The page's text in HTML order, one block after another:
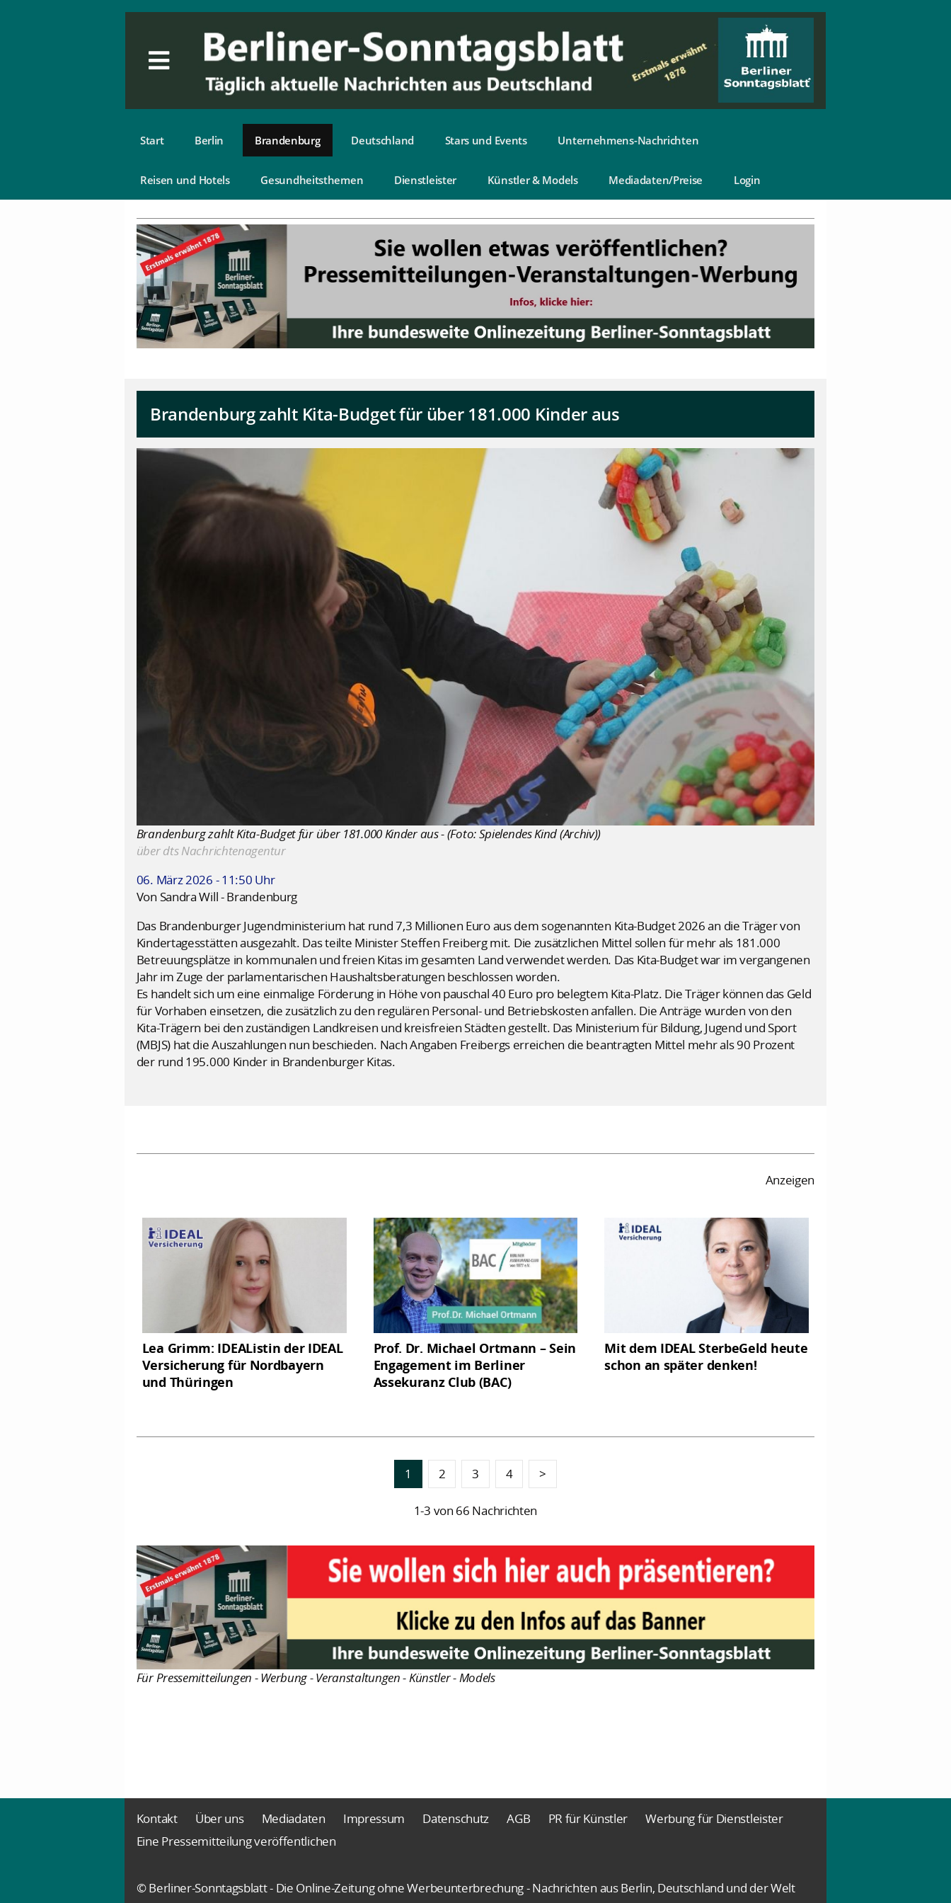
Start Berlin Brandenburg Deutschland Stars und Events Unternehmens-Nachrichten
Reisen und Hotels Gesundheitsthemen Dienstleister Künstler & Models Mediadaten/Preise Login
Brandenburg zahlt Kita-Budget für über 181.000 Kinder aus
Brandenburg zahlt Kita-Budget für über 181.000 Kinder aus - (Foto: Spielendes Kind (Archiv))
über dts Nachrichtenagentur
06. März 2026 - 11:50 Uhr
Von Sandra Will - Brandenburg
Das Brandenburger Jugendministerium hat rund 7,3 Millionen Euro aus dem sogenannten Kita-Budget 2026 an die Träger von
Kindertagesstätten ausgezahlt. Das teilte Minister Steffen Freiberg mit. Die zusätzlichen Mittel sollen für mehr als 181.000
Betreuungsplätze in kommunalen und freien Kitas im gesamten Land verwendet werden. Das Kita-Budget war im vergangenen
Jahr im Zuge der parlamentarischen Haushaltsberatungen beschlossen worden.
Es handelt sich um eine einmalige Förderung in Höhe von pauschal 40 Euro pro belegtem Kita-Platz. Die Träger können das Geld
für Vorhaben einsetzen, die zusätzlich zu den regulären Personal- und Betriebskosten anfallen. Die Anträge wurden von den
Kita-Trägern bei den zuständigen Landkreisen und kreisfreien Städten gestellt. Das Ministerium für Bildung, Jugend und Sport
(MBJS) hat die Auszahlungen nun beschieden. Nach Angaben Freibergs erreichen die beantragten Mittel mehr als 90 Prozent
der rund 195.000 Kinder in Brandenburger Kitas.
Anzeigen
Lea Grimm: IDEAListin der IDEAL
Versicherung für Nordbayern
und Thüringen
Prof. Dr. Michael Ortmann – Sein
Engagement im Berliner
Assekuranz Club (BAC)
Mit dem IDEAL SterbeGeld heute
schon an später denken!
1 2 3 4 >
1-3 von 66 Nachrichten
Für Pressemitteilungen - Werbung - Veranstaltungen - Künstler - Models
Kontakt Über uns Mediadaten Impressum Datenschutz AGB PR für Künstler
Werbung für Dienstleister
Eine Pressemitteilung veröffentlichen
© Berliner-Sonntagsblatt - Die Online-Zeitung ohne Werbeunterbrechung - Nachrichten aus Berlin, Deutschland und der Welt